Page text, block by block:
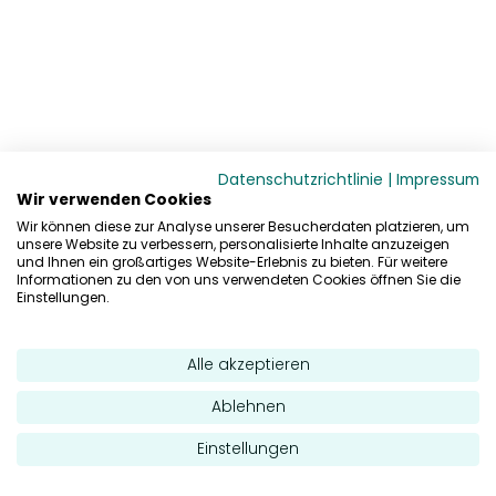
Datenschutzrichtlinie | Impressum
Wir verwenden Cookies
Wir können diese zur Analyse unserer Besucherdaten platzieren, um
unsere Website zu verbessern, personalisierte Inhalte anzuzeigen
und Ihnen ein großartiges Website-Erlebnis zu bieten. Für weitere
Informationen zu den von uns verwendeten Cookies öffnen Sie die
Einstellungen.
Alle akzeptieren
Ablehnen
Einstellungen